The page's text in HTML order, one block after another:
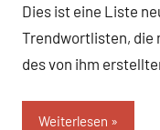
Dies ist eine Liste
Trendwortlisten, die
des von ihm
Weiterlesen